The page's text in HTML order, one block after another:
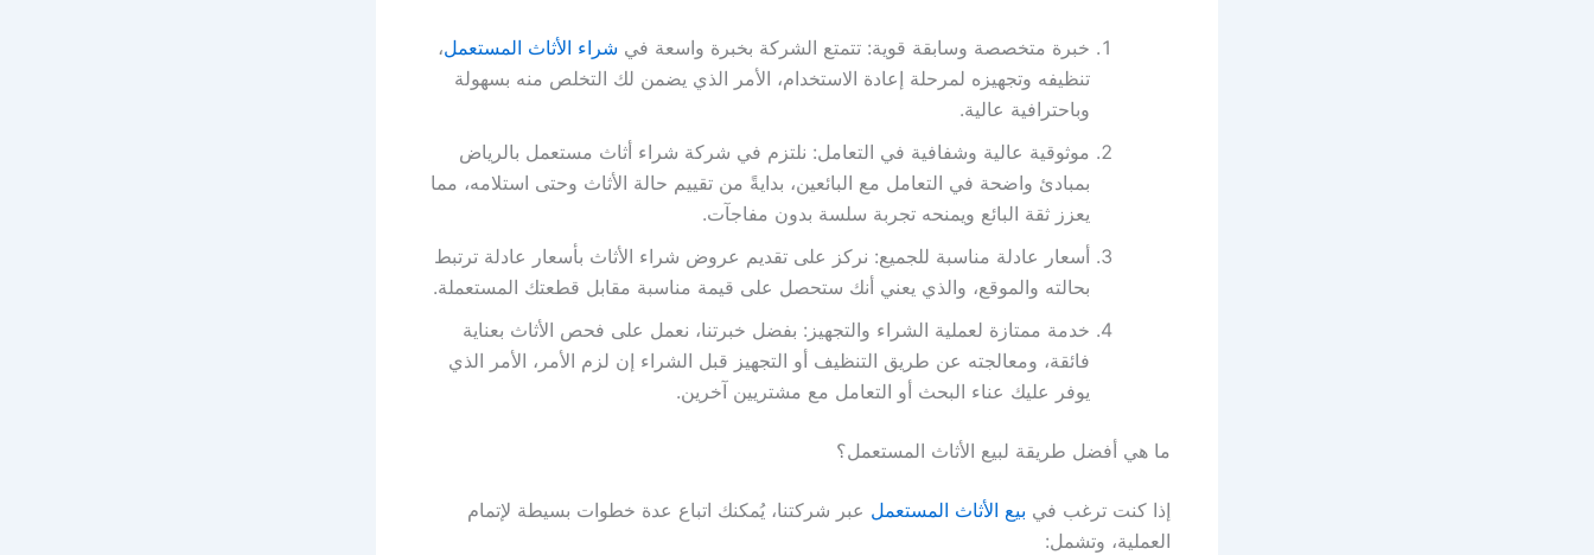
خبرة متخصصة وسابقة قوية: تتمتع الشركة بخبرة واسعة في شراء الأثاث المستعمل،
تنظيفه وتجهيزه لمرحلة إعادة الاستخدام، الأمر الذي يضمن لك التخلص منه بسهولة
وباحترافية عالية.
موثوقية عالية وشفافية في التعامل: نلتزم في شركة شراء أثاث مستعمل بالرياض
بمبادئ واضحة في التعامل مع البائعين، بدايةً من تقييم حالة الأثاث وحتى استلامه، مما
يعزز ثقة البائع ويمنحه تجربة سلسة بدون مفاجآت.
أسعار عادلة مناسبة للجميع: نركز على تقديم عروض شراء الأثاث بأسعار عادلة ترتبط
بحالته والموقع، والذي يعني أنك ستحصل على قيمة مناسبة مقابل قطعتك المستعملة.
خدمة ممتازة لعملية الشراء والتجهيز: بفضل خبرتنا، نعمل على فحص الأثاث بعناية
فائقة، ومعالجته عن طريق التنظيف أو التجهيز قبل الشراء إن لزم الأمر، الأمر الذي
يوفر عليك عناء البحث أو التعامل مع مشتريين آخرين.
ما هي أفضل طريقة لبيع الأثاث المستعمل؟
إذا كنت ترغب في بيع الأثاث المستعمل عبر شركتنا، يُمكنك اتباع عدة خطوات بسيطة لإتمام
العملية، وتشمل: